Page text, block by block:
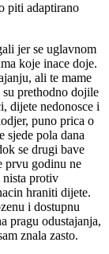
piti adaptirano
jer se uglavnom
koje inace doje.
ali te mame
prethodno dojile
dijete nedonosce i
puno prica o
sjede pola dana
se drugi bave
prvu godinu ne
nista protiv
hraniti dijete.
i dostupnu
pragu odustajanja,
znala zasto.